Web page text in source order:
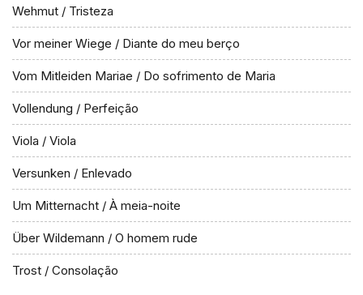
Wehmut / Tristeza
Vor meiner Wiege / Diante do meu berço
Vom Mitleiden Mariae / Do sofrimento de Maria
Vollendung / Perfeição
Viola / Viola
Versunken / Enlevado
Um Mitternacht / À meia-noite
Über Wildemann / O homem rude
Trost / Consolação